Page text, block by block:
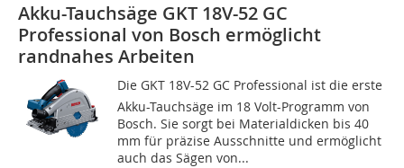
Akku-Tauchsäge GKT 18V-52 GC
Professional von Bosch ermöglicht
randnahes Arbeiten
Die GKT 18V-52 GC Professional ist die erste
Akku-Tauchsäge im 18 Volt-Programm von
Bosch. Sie sorgt bei Materialdicken bis 40
mm für präzise Ausschnitte und ermöglicht
auch das Sägen von...